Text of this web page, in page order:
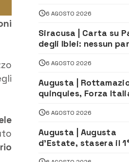
oltre 700 mila euro a
imprenditore della
climatizzazione
6 AGOSTO 2026
Siracusa | Carta su
degli Iblei: nessun
comunità e il
6 AGOSTO 2026
Augusta |
quinquies, Forza
«La proposta è
6 AGOSTO 2026
Augusta | Augusta
d’Estate, stasera il